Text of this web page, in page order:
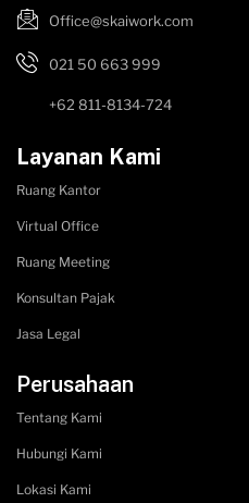
Office@skaiwork.com
021 50 663 999
+62 811-8134-724
Layanan Kami
Ruang Kantor
Virtual Office
Ruang Meeting
Konsultan Pajak
Jasa Legal
Perusahaan
Tentang Kami
Hubungi Kami
Lokasi Kami